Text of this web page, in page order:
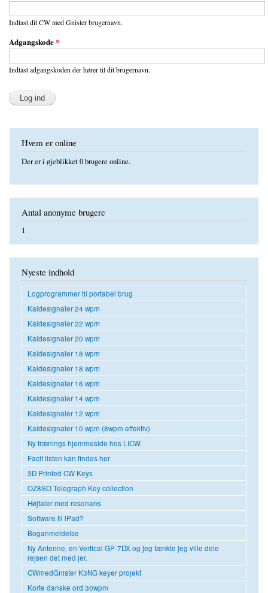
Indtast dit CW med Gnister brugernavn.
Adgangskode*
Indtast adgangskoden der hører til dit brugernavn.
Hvem er online
Der er i øjeblikket 0 brugere online.
Antal anonyme brugere
1
Nyeste indhold
Logprogrammer til portabel brug
Kaldesignaler 24 wpm
Kaldesignaler 22 wpm
Kaldesignaler 20 wpm
Kaldesignaler 18 wpm
Kaldesignaler 18 wpm
Kaldesignaler 16 wpm
Kaldesignaler 14 wpm
Kaldesignaler 12 wpm
Kaldesignaler 10 wpm (8wpm effektiv)
Ny trænings hjemmeside hos LICW
Facit listen kan findes her
3D Printed CW Keys
OZ8SO Telegraph Key collection
Højtaler med resonans
Software til iPad?
Boganmeldelse
Ny Antenne, en Vertical GP-7DX og jeg tænkte jeg ville dele
rejsen det med jer.
CWmedGnister K3NG keyer projekt
Korte danske ord 30wpm